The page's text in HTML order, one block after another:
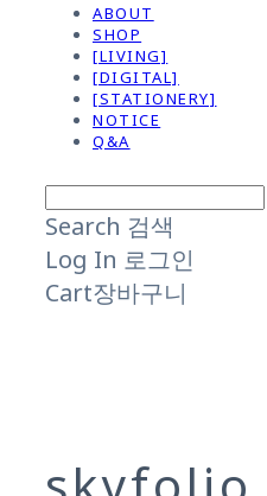
ABOUT
SHOP
[LIVING]
[DIGITAL]
[STATIONERY]
NOTICE
Q&A
Search 검색
Log In 로그인
Cart장바구니